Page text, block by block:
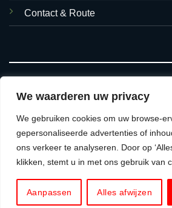
We waarderen uw privacy
We gebruiken cookies om uw browse-
gepersonaliseerde advertenties of
ons verkeer te analyseren. Door op
klikken, stemt u in met ons gebruik van
Aanpassen Alles afwijzen
Contact & Route
© 2026 Asian Foods
ALGEMENE VOORWAARDEN